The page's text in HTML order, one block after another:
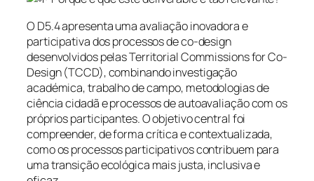
O D5.4 apresenta uma avaliação inovadora e
participativa dos processos de co-design
desenvolvidos pelas Territorial Commissions for Co-
Design (TCCD), combinando investigação
académica, trabalho de campo, metodologias de
ciência cidadã e processos de autoavaliação com os
próprios participantes. O objetivo central foi
compreender, de forma crítica e contextualizada,
como os processos participativos contribuem para
uma transição ecológica mais justa, inclusiva e